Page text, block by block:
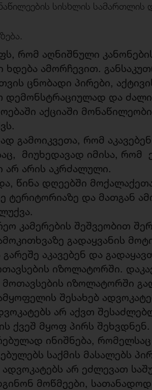
სისხლის სამართლის
რომ აღნიშნული
ხდება ამორჩევით.
ცნობადი პირები,
დემონსტრაციულად და
აქციაში
გამოიკვეთა, რომ
მიუხედავად იმისა, რომ
არ არის აკრძალული.
წინა დღეებში
ტერიტორიაზე და მათგან
კამერების შეშვეობით
გადაყვანის
აკავებენ და
იზოლატორში.
იზოლატორში
შესახებ
არ აქვთ
ქვეშ მყოფ პირს
ინიშნება,
საქმის მასალებს
არ ეძლევათ
მოწმეები,